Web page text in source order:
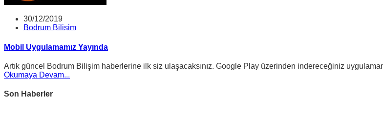
30/12/2019
Bodrum Bilisim
Mobil Uygulamamız Yayında
Artık güncel Bodrum Bilişim haberlerine ilk siz ulaşacaksınız. Google Play üzerinden indereceğiniz
Okumaya Devam...
Son Haberler